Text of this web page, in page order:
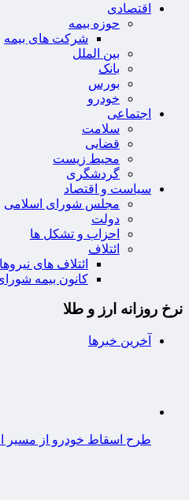
اقتصادی
حوزه بیمه
شرکت های بیمه
بین الملل
بانک
بورس
خودرو
اجتماعی
سلامت
قضایی
محیط زیست
گردشگری
سیاست و اقتصاد
مجلس شورای اسلامی
دولت
احزاب و تشکل ها
ائتلاف
ائتلاف های
کانون بیمه
نرخ روزانه ارز و طلا
آخرین خبرها
طرح اسقاط خودرو از